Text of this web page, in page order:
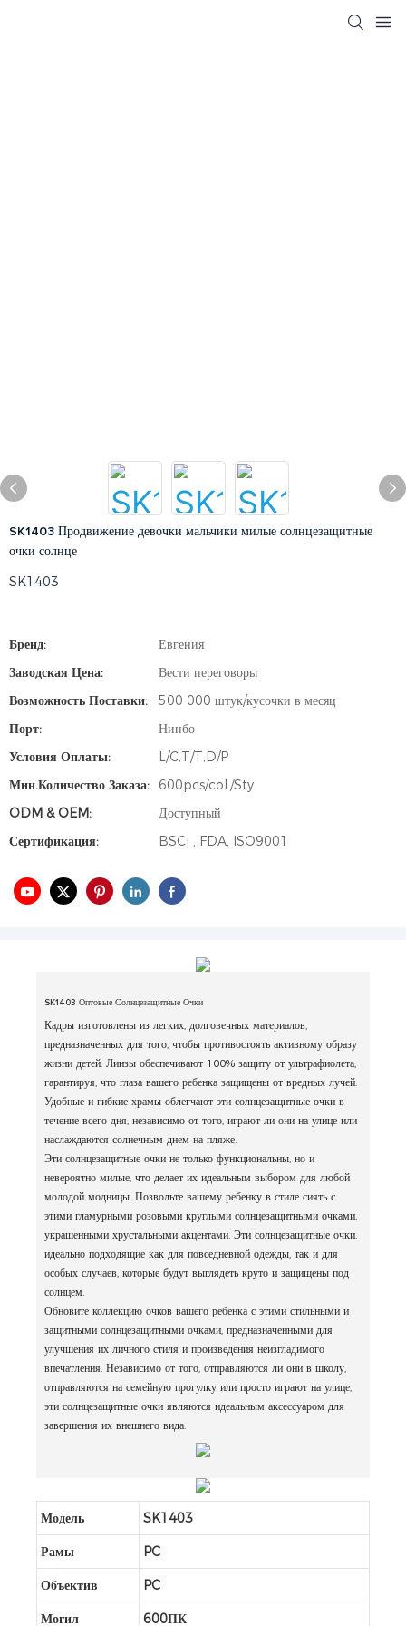
SK1403 Продвижение девочки мальчики милые солнцезащитные
очки солнце
SK1403
Бренд:
Евгения
Заводская Цена:
Вести переговоры
Возможность Поставки:
500 000 штук/кусочки в месяц
Порт:
Нинбо
Условия Оплаты:
L/C,T/T,D/P
Мин.количество Заказа:
600pcs/col./Sty
ODM & OEM:
Доступный
Сертификация:
BSCI , FDA, ISO9001
SK1403 Оптовые Солнцезащитные Очки
Кадры изготовлены из легких, долговечных материалов,
предназначенных для того, чтобы противостоять активному образу
жизни детей. Линзы обеспечивают 100% защиту от ультрафиолета,
гарантируя, что глаза вашего ребенка защищены от вредных лучей.
Удобные и гибкие храмы облегчают эти солнцезащитные очки в
течение всего дня, независимо от того, играют ли они на улице или
наслаждаются солнечным днем ​​на пляже.
Эти солнцезащитные очки не только функциональны, но и
невероятно милые, что делает их идеальным выбором для любой
молодой модницы. Позвольте вашему ребенку в стиле сиять с
этими гламурными розовыми круглыми солнцезащитными очками,
украшенными хрустальными акцентами. Эти солнцезащитные очки,
идеально подходящие как для повседневной одежды, так и для
особых случаев, которые будут выглядеть круто и защищены под
солнцем.
Обновите коллекцию очков вашего ребенка с этими стильными и
защитными солнцезащитными очками, предназначенными для
улучшения их личного стиля и произведения неизгладимого
впечатления. Независимо от того, отправляются ли они в школу,
отправляются на семейную прогулку или просто играют на улице,
эти солнцезащитные очки являются идеальным аксессуаром для
завершения их внешнего вида.
Модель SK1403
Рамы PC
Объектив PC
Могил 600ПК